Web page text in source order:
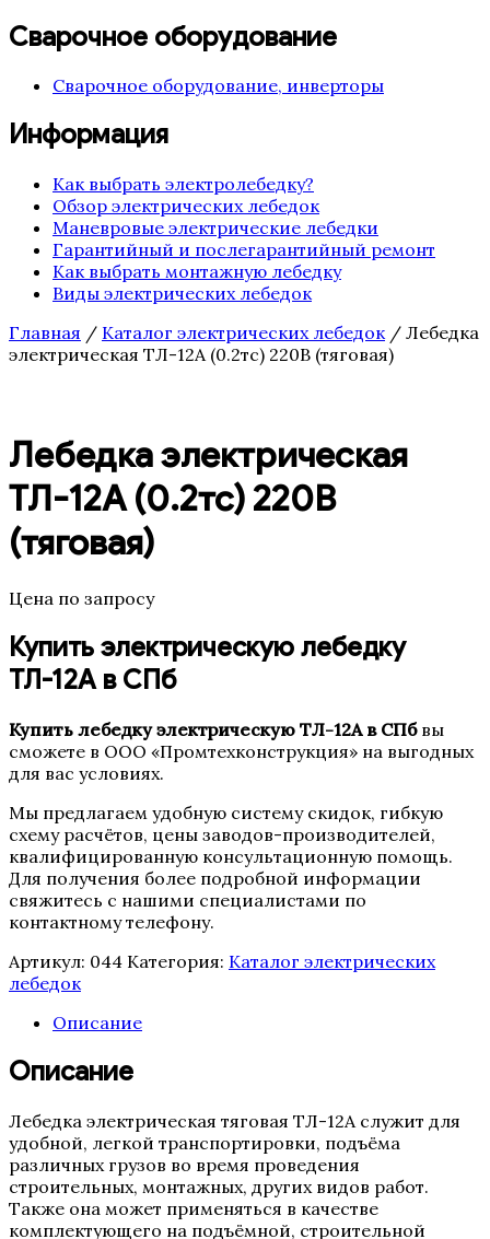
Сварочное оборудование
Сварочное оборудование, инверторы
Информация
Как выбрать электролебедку?
Обзор электрических лебедок
Маневровые электрические лебедки
Гарантийный и послегарантийный ремонт
Как выбрать монтажную лебедку
Виды электрических лебедок
Главная / Каталог электрических лебедок/ Лебедка
электрическая ТЛ-12А (0.2тс) 220В (тяговая)
Лебедка электрическая
ТЛ-12А (0.2тс) 220В
(тяговая)
Цена по запросу
Купить электрическую лебедку
ТЛ-12А в СПб
Купить лебедку электрическую ТЛ-12А в СПбвы
сможете в ООО «Промтехконструкция» на выгодных
для вас условиях.
Мы предлагаем удобную систему скидок, гибкую
схему расчётов, цены заводов-производителей,
квалифицированную консультационную помощь.
Для получения более подробной информации
свяжитесь с нашими специалистами по
контактному телефону.
Артикул: 044 Категория: Каталог электрических
лебедок
Описание
Описание
Лебедка электрическая тяговая ТЛ-12А служит для
удобной, легкой транспортировки, подъёма
различных грузов во время проведения
строительных, монтажных, других видов работ.
Также она может применяться в качестве
комплектующего на подъёмной, строительной